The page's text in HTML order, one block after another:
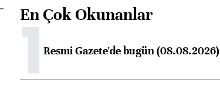
En Çok Okunanlar
1Resmi Gazete'de bugün (08.08.2026)